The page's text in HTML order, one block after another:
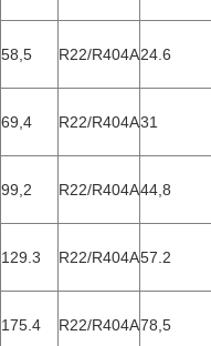
58,5 R22/R404A24.6
69,4 R22/R404A31
99,2 R22/R404A44,8
129.3 R22/R404A57.2
175.4 R22/R404A78,5